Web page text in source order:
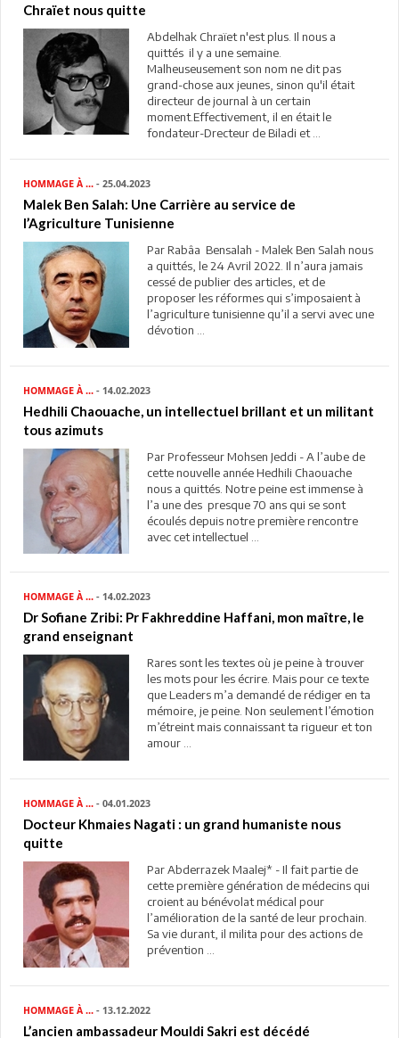
Chraïet nous quitte
Abdelhak Chraïet n'est plus. Il nous a
quittés il y a une semaine.
Malheuseusement son nom ne dit pas
grand-chose aux jeunes, sinon qu'il était
directeur de journal à un certain
moment.Effectivement, il en était le
fondateur-Drecteur de Biladi et ...
HOMMAGE À ... - 25.04.2023
Malek Ben Salah: Une Carrière au service de
l’Agriculture Tunisienne
Par Rabâa Bensalah - Malek Ben Salah nous
a quittés, le 24 Avril 2022. Il n’aura jamais
cessé de publier des articles, et de
proposer les réformes qui s’imposaient à
l’agriculture tunisienne qu’il a servi avec une
dévotion ...
HOMMAGE À ... - 14.02.2023
Hedhili Chaouache, un intellectuel brillant et un militant
tous azimuts
Par Professeur Mohsen Jeddi - A l’aube de
cette nouvelle année Hedhili Chaouache
nous a quittés. Notre peine est immense à
l’a une des presque 70 ans qui se sont
écoulés depuis notre première rencontre
avec cet intellectuel ...
HOMMAGE À ... - 14.02.2023
Dr Sofiane Zribi: Pr Fakhreddine Haffani, mon maître, le
grand enseignant
Rares sont les textes où je peine à trouver
les mots pour les écrire. Mais pour ce texte
que Leaders m’a demandé de rédiger en ta
mémoire, je peine. Non seulement l’émotion
m’étreint mais connaissant ta rigueur et ton
amour ...
HOMMAGE À ... - 04.01.2023
Docteur Khmaies Nagati : un grand humaniste nous
quitte
Par Abderrazek Maalej* - Il fait partie de
cette première génération de médecins qui
croient au bénévolat médical pour
l’amélioration de la santé de leur prochain.
Sa vie durant, il milita pour des actions de
prévention ...
HOMMAGE À ... - 13.12.2022
L’ancien ambassadeur Mouldi Sakri est décédé